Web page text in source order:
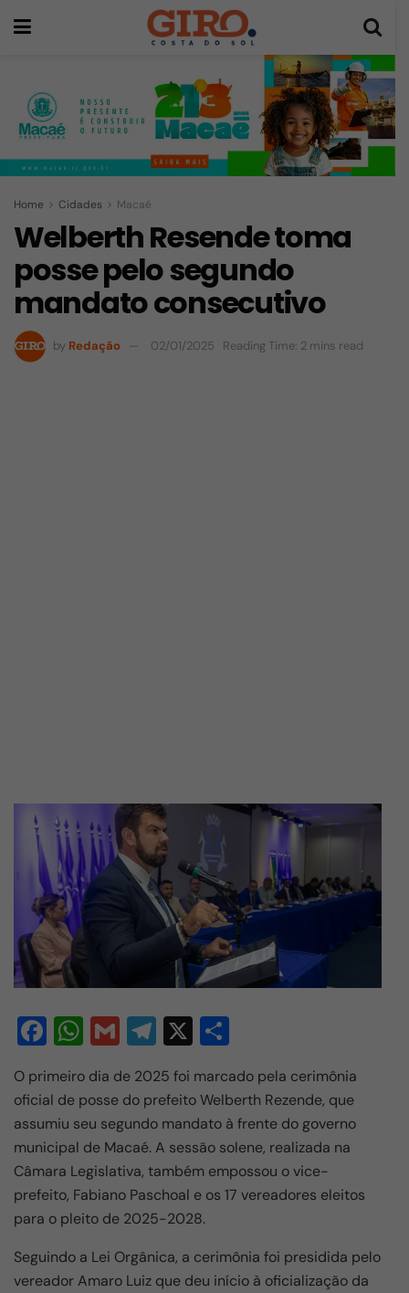
Home Cidades Macaé
Welberth Resende toma
posse pelo segundo
mandato consecutivo
by Redação 02/01/2025 Reading Time: 2 mins read
F
c
e
b
o
o
k
W
h
at
s
A
p
p
G
m
ail
T
el
e
gr
a
m
X
h
ar
e
O primeiro dia de 2025 foi marcado pela cerimônia
oficial de posse do prefeito Welberth Rezende, que
assumiu seu segundo mandato à frente do governo
municipal de Macaé. A sessão solene, realizada na
Câmara Legislativa, também empossou o vice-
prefeito, Fabiano Paschoal e os 17 vereadores eleitos
para o pleito de 2025-2028.
Seguindo a Lei Orgânica, a cerimônia foi presidida pelo
vereador Amaro Luiz que deu início à oficialização da